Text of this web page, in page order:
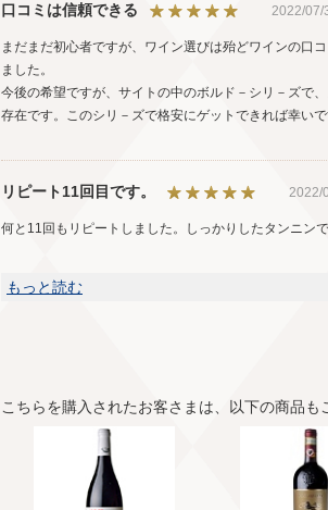
口コミは信頼できる 2022/07/
まだまだ初心者ですが、ワイン選びは殆どワインの口
ました。
今後の希望ですが、サイトの中のボルド－シリ－ズで
存在です。このシリ－ズで格安にゲットできれば幸い
リピート11回目です。 2022/
何と11回もリピートしました。しっかりしたタンニン
もっと読む
こちらを購入されたお客さまは、以下の商品も